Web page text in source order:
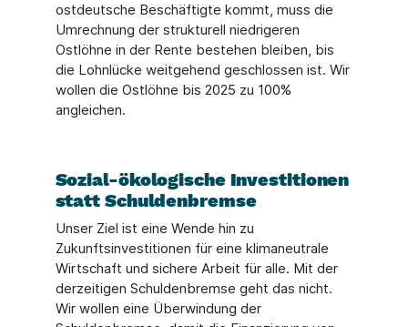
ostdeutsche Beschäftigte kommt, muss die
Umrechnung der strukturell niedrigeren
Ostlöhne in der Rente bestehen bleiben, bis
die Lohnlücke weitgehend geschlossen ist. Wir
wollen die Ostlöhne bis 2025 zu 100%
angleichen.
Sozial-ökologische Investitionen
statt Schuldenbremse
Unser Ziel ist eine Wende hin zu
Zukunftsinvestitionen für eine klimaneutrale
Wirtschaft und sichere Arbeit für alle. Mit der
derzeitigen Schuldenbremse geht das nicht.
Wir wollen eine Überwindung der